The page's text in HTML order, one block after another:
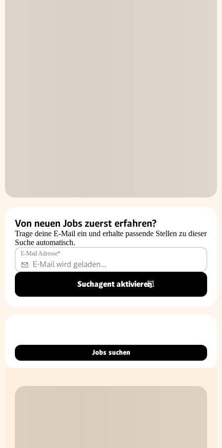
Von neuen Jobs zuerst erfahren?
Trage deine E-Mail ein und erhalte passende Stellen zu dieser
Suche automatisch.
E-Mail Adresse*
Suchagent aktivieren
Jobs suchen